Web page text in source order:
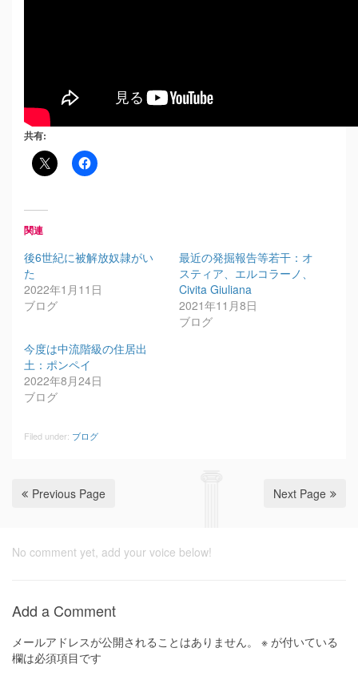
共有:
関連
後6世紀に被解放奴隷がい
た
2022年1月11日
ブログ
最近の発掘報告等若干：オ
スティア、エルコラーノ、
Civita Giuliana
2021年11月8日
ブログ
今度は中流階級の住居出
土：ポンペイ
2022年8月24日
ブログ
Filed under: ブログ
Previous Page Next Page
No comment yet, add your voice below!
Add a Comment
メールアドレスが公開されることはありません。 ※ が付いている
欄は必須項目です